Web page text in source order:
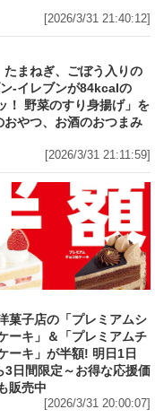
[2026/3/31 21:40:12]
まねぎ、ごぼう入りの
‐イレブンが84kcalの
！ 野菜のすり身揚げ」を
やつ、お酒のおつまみ
[2026/3/31 21:11:59]
菓子店の「プレミアムシ
ーキ」＆「プレミアムチ
ーキ」が半額! 明日1日
3日間限定～お得な応援価
販売中
[2026/3/31 20:00:07]